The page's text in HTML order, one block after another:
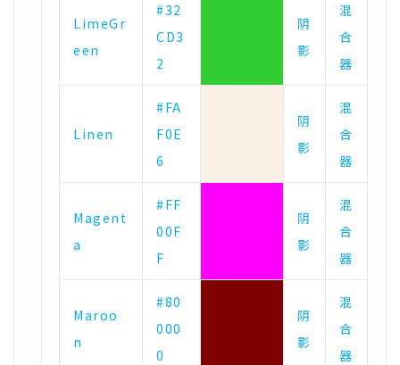
LimeGr
een
#32
CD3
2
阴
影
混
合
器
Linen
#FA
F0E
6
阴
影
混
合
器
Magent
a
#FF
00F
F
阴
影
混
合
器
Maroo
n
#80
000
0
阴
影
混
合
器